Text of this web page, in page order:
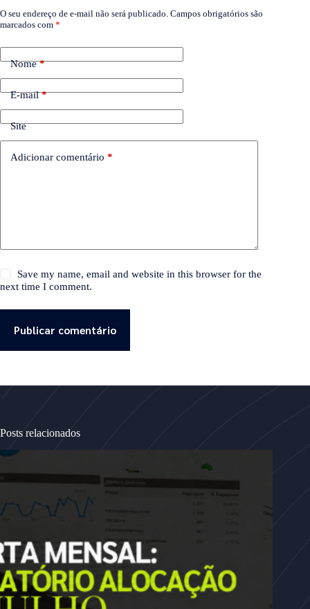
O seu endereço de e-mail não será publicado. Campos obrigatórios são
marcados com *
Nome*
E-mail*
Site
Adicionar comentário *
Save my name, email and website in this browser for the
next time I comment.
Publicar comentário
Posts relacionados